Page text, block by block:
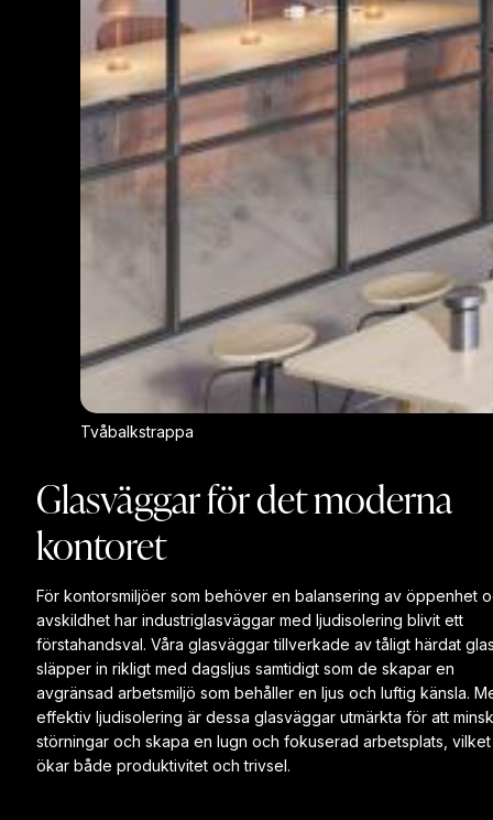
Tvåbalkstrappa
Glasväggar för det moderna
kontoret
För kontorsmiljöer som behöver en balansering av öppenhet
avskildhet har industriglasväggar med ljudisolering blivit ett
förstahandsval. Våra glasväggar tillverkade av tåligt härdat
släpper in rikligt med dagsljus samtidigt som de skapar en
avgränsad arbetsmiljö som behåller en ljus och luftig känsla.
effektiv ljudisolering är dessa glasväggar utmärkta för att
störningar och skapa en lugn och fokuserad arbetsplats, vilket
ökar både produktivitet och trivsel.